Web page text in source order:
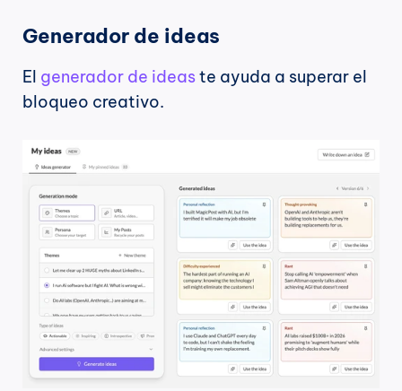
Generador de ideas
El generador de ideas te ayuda a superar el
bloqueo creativo.